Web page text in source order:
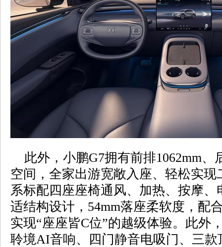
此外，小鹏G7拥有前排1062mm、
空间，全家出游宽敞入座、轻松实
系标配四座座椅通风、加热、按摩、
适结构设计，54mm落座柔软度，配
实现“座座皆C位”的越级体验。此外
聆境AI音响、四门静音电吸门、三